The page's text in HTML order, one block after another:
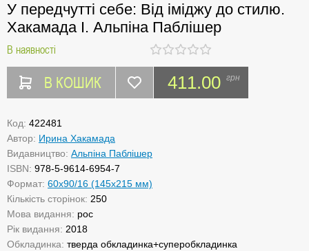
У передчутті себе: Від іміджу до стилю.
Хакамада І. Альпіна Паблішер
В наявності
В КОШИК 411.00 грн
Код: 422481
Автор: Ирина Хакамада
Видавництво: Альпіна Паблішер
ISBN: 978-5-9614-6954-7
Формат: 60x90/16 (145х215 мм)
Кількість сторінок: 250
Мова видання: рос
Рік видання: 2018
Обкладинка: тверда обкладинка+суперобкладинка